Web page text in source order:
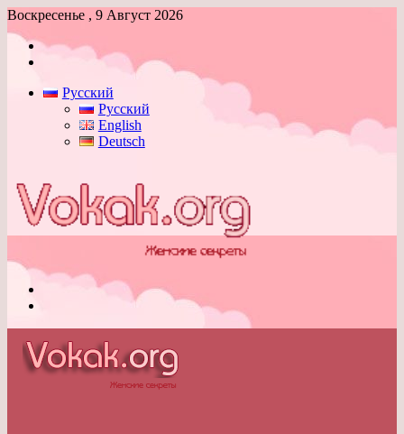
Воскресенье , 9 Август 2026
Войти
Русский
Русский
English
Deutsch